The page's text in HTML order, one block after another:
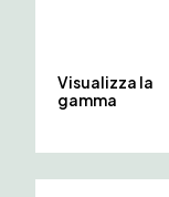
Visualizza la
gamma